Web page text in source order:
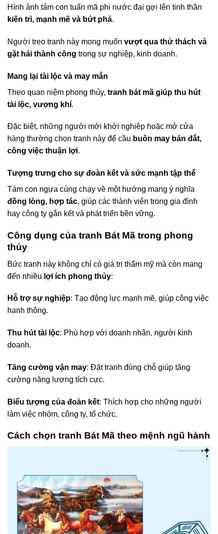
Hình ảnh tám con tuấn mã phi nước đại gợi lên tinh thần
kiên trì, mạnh mẽ và bứt phá.
Người treo tranh này mong muốn vượt qua thử thách và
gặt hái thành công trong sự nghiệp, kinh doanh.
Mang lại tài lộc và may mắn
Theo quan niệm phong thủy, tranh bát mã giúp thu hút
tài lộc, vượng khí.
Đặc biệt, những người mới khởi nghiệp hoặc mở cửa
hàng thường chọn tranh này để cầu buôn may bán đắt,
công việc thuận lợi.
Tượng trưng cho sự đoàn kết và sức mạnh tập thể
Tám con ngựa cùng chạy về một hướng mang ý nghĩa
đồng lòng, hợp tác, giúp các thành viên trong gia đình
hay công ty gắn kết và phát triển bền vững.
Công dụng của tranh Bát Mã trong phong
thủy
Bức tranh này không chỉ có giá trị thẩm mỹ mà còn mang
đến nhiều lợi ích phong thủy:
Hỗ trợ sự nghiệp: Tạo động lực mạnh mẽ, giúp công việc
hanh thông.
Thu hút tài lộc: Phù hợp với doanh nhân, người kinh
doanh.
Tăng cường vận may: Đặt tranh đúng chỗ giúp tăng
cường năng lượng tích cực.
Biểu tượng của đoàn kết: Thích hợp cho những người
làm việc nhóm, công ty, tổ chức.
Cách chọn tranh Bát Mã theo mệnh ngũ hành